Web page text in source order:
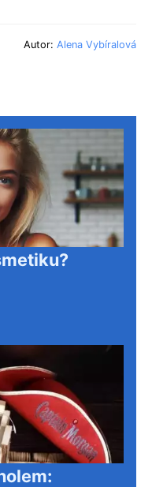
Autor: Alena Vybíralová